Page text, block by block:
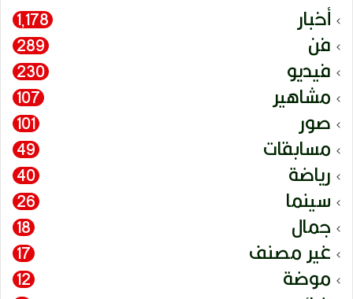
أخبار 1٬178
فن 289
فيديو 230
مشاهير 107
صور 101
مسابقات 49
رياضة 40
سينما 26
جمال 18
غير مصنف 17
موضة 12